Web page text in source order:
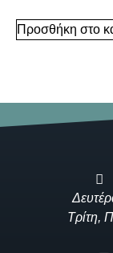
Προσθήκη στο
Τρίτη,